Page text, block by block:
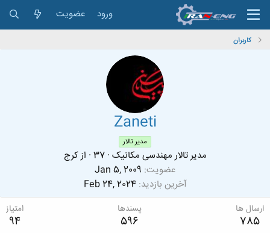
ورود عضویت
کاربران
Zaneti
مدیر تالار
مدیر تالار مهندسی مکانیک ·
37
· ازکرج
عضویت Jan 5, 2009
آخرین بازدید Feb 24, 2024
ارسال ها
785
پسندها
596
امتیاز
94